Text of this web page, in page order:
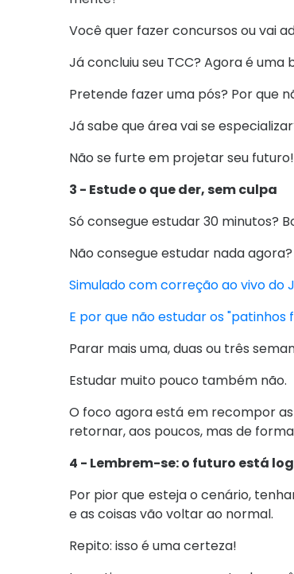
Você quer fazer concursos ou vai
Já concluiu seu TCC? Agora é uma
Pretende fazer uma pós? Por que
Já sabe que área vai se
Não se furte em projetar seu futuro!
3 - Estude o que der, sem culpa
Só consegue estudar 30 minutos?
Não consegue estudar nada
Simulado com correção ao vivo do
E por que não estudar os "patinhos
Parar mais uma, duas ou três
Estudar muito pouco também não.
O foco agora está em recompor as
retornar, aos poucos, mas de
4 - Lembrem-se: o futuro está
Por pior que esteja o cenário,
e as coisas vão voltar ao normal.
Repito: isso é uma certeza!